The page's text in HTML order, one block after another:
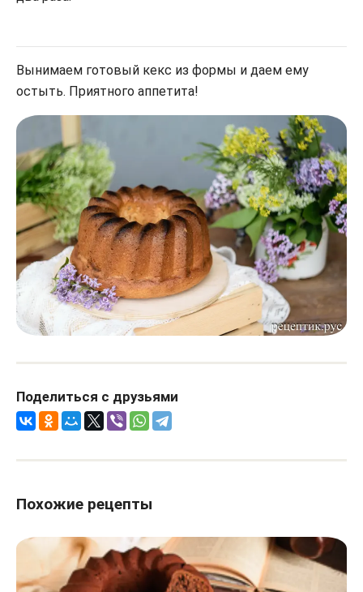
Вынимаем готовый кекс из формы и даем ему
остыть. Приятного аппетита!
Поделиться с друзьями
Похожие рецепты